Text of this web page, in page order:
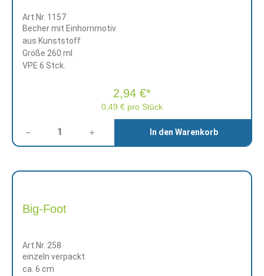
Art.Nr. 1157
Becher mit Einhornmotiv
aus Kunststoff
Größe 260 ml
VPE 6 Stck.
0,49 € pro Stück
2,94 €*
In den Warenkorb
Big-Foot
Art.Nr. 258
einzeln verpackt
ca. 6 cm